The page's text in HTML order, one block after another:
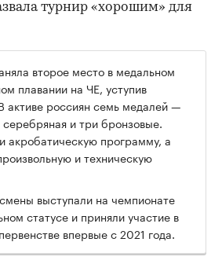
турнир «хорошим» для
второе место в медальном
плавании на ЧЕ, уступив
активе россиян семь медалей —
и три бронзовые.
акробатическую программу, а
и техническую
выступали на чемпионате
статусе и приняли участие в
впервые с 2021 года.